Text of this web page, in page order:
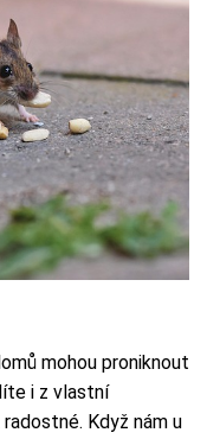
mohou proniknout
i z vlastní
Když nám u